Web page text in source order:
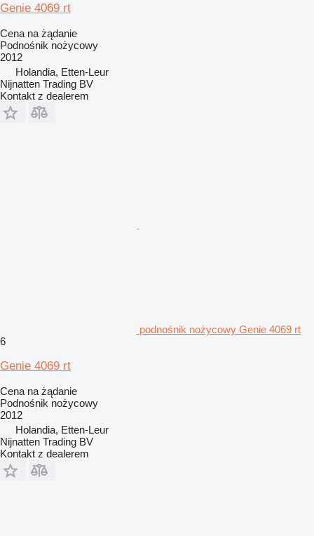
Genie 4069 rt
Cena na żądanie
Podnośnik nożycowy
2012
Holandia, Etten-Leur
Nijnatten Trading BV
Kontakt z dealerem
podnośnik nożycowy Genie 4069 rt
6
Genie 4069 rt
Cena na żądanie
Podnośnik nożycowy
2012
Holandia, Etten-Leur
Nijnatten Trading BV
Kontakt z dealerem